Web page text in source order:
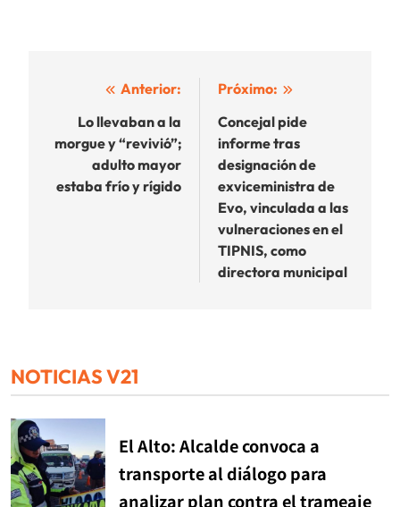
Navegación
entradas
Anterior:
Lo llevaban a la
morgue y “revivió”;
adulto mayor
estaba frío y rígido
Próximo:
Concejal pide
informe tras
designación de
exviceministra de
Evo, vinculada a las
vulneraciones en el
TIPNIS, como
directora municipal
NOTICIAS V21
El Alto: Alcalde convoca a
transporte al diálogo para
analizar plan contra el trameaje